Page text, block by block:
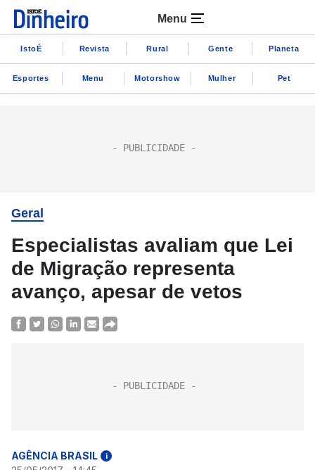
Menu
IstoÉ Revista Rural Gente Planeta
Esportes Menu Motorshow Mulher Pet
Geral
Especialistas avaliam que Lei
de Migração representa
avanço, apesar de vetos
AGÊNCIA BRASIL i